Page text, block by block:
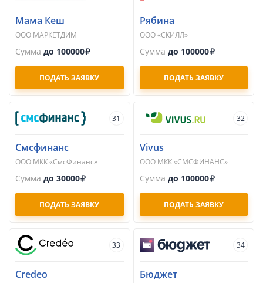
Мама Кеш
ООО МАРКЕТДИМ
Сумма до 100000
ПОДАТЬ ЗАЯВКУ
Рябина
ООО «СКИЛЛ»
Сумма до 100000
ПОДАТЬ ЗАЯВКУ
31
Смсфинанс
ООО МКК «СмсФинанс»
Сумма до 30000
ПОДАТЬ ЗАЯВКУ
32
Vivus
ООО МКК «СМСФИНАНС»
Сумма до 100000
ПОДАТЬ ЗАЯВКУ
33
Credeo
34
Бюджет